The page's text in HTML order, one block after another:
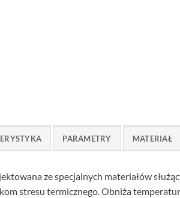
PARAMETRY MATERIAŁ
ze specjalnych materiałów
stresu termicznego. Obniża